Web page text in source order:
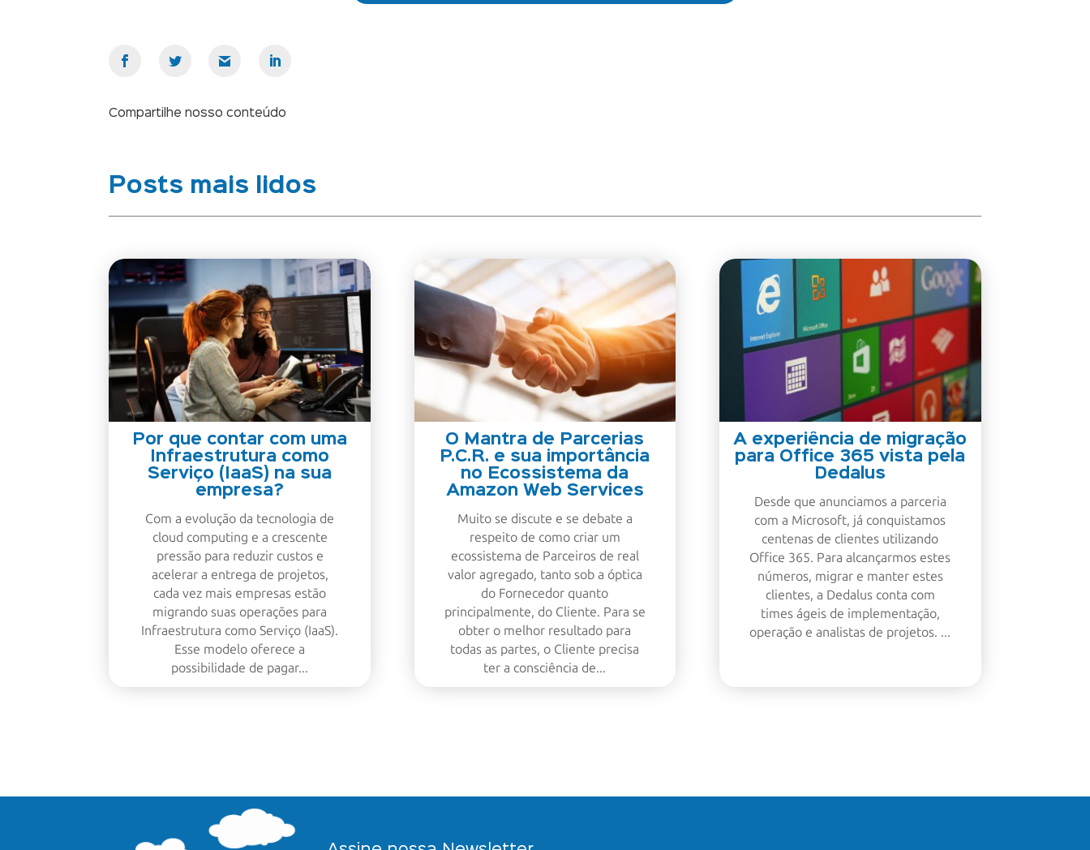
Compartilhe nosso conteúdo
Posts mais lidos
Por que contar com uma
Infraestrutura como
Serviço (IaaS) na sua
empresa?
Com a evolução da tecnologia de
cloud computing e a crescente
pressão para reduzir custos e
acelerar a entrega de projetos,
cada vez mais empresas estão
migrando suas operações para
Infraestrutura como Serviço (IaaS).
Esse modelo oferece a
possibilidade de pagar...
O Mantra de Parcerias
P.C.R. e sua importância
no Ecossistema da
Amazon Web Services
Muito se discute e se debate a
respeito de como criar um
ecossistema de Parceiros de real
valor agregado, tanto sob a óptica
do Fornecedor quanto
principalmente, do Cliente. Para se
obter o melhor resultado para
todas as partes, o Cliente precisa
ter a consciência de...
A experiência de migração
para Office 365 vista pela
Dedalus
Desde que anunciamos a parceria
com a Microsoft, já conquistamos
centenas de clientes utilizando
Office 365. Para alcançarmos estes
números, migrar e manter estes
clientes, a Dedalus conta com
times ágeis de implementação,
operação e analistas de projetos. ...